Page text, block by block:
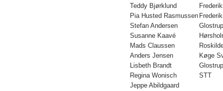
Teddy Bjørklund
Pia Husted Rasmussen
Stefan Andersen
Susanne Kaavé
Mads Claussen
Anders Jensen
Køge
Lisbeth Brandt
Regina Wonisch
STT
Jeppe Abildgaard